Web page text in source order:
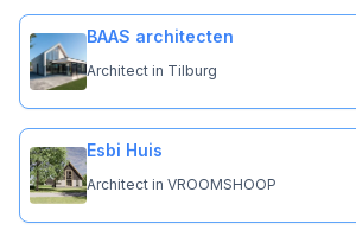
BAAS architecten
Architect in Tilburg
Esbi Huis
Architect in VROOMSHOOP